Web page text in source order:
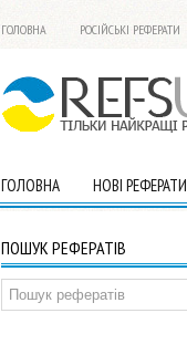
ГОЛОВНА РОСІЙСЬКІ РЕФЕРАТИ
ГОЛОВНА НОВІ РЕФЕРАТИ
ПОШУК РЕФЕРАТІВ